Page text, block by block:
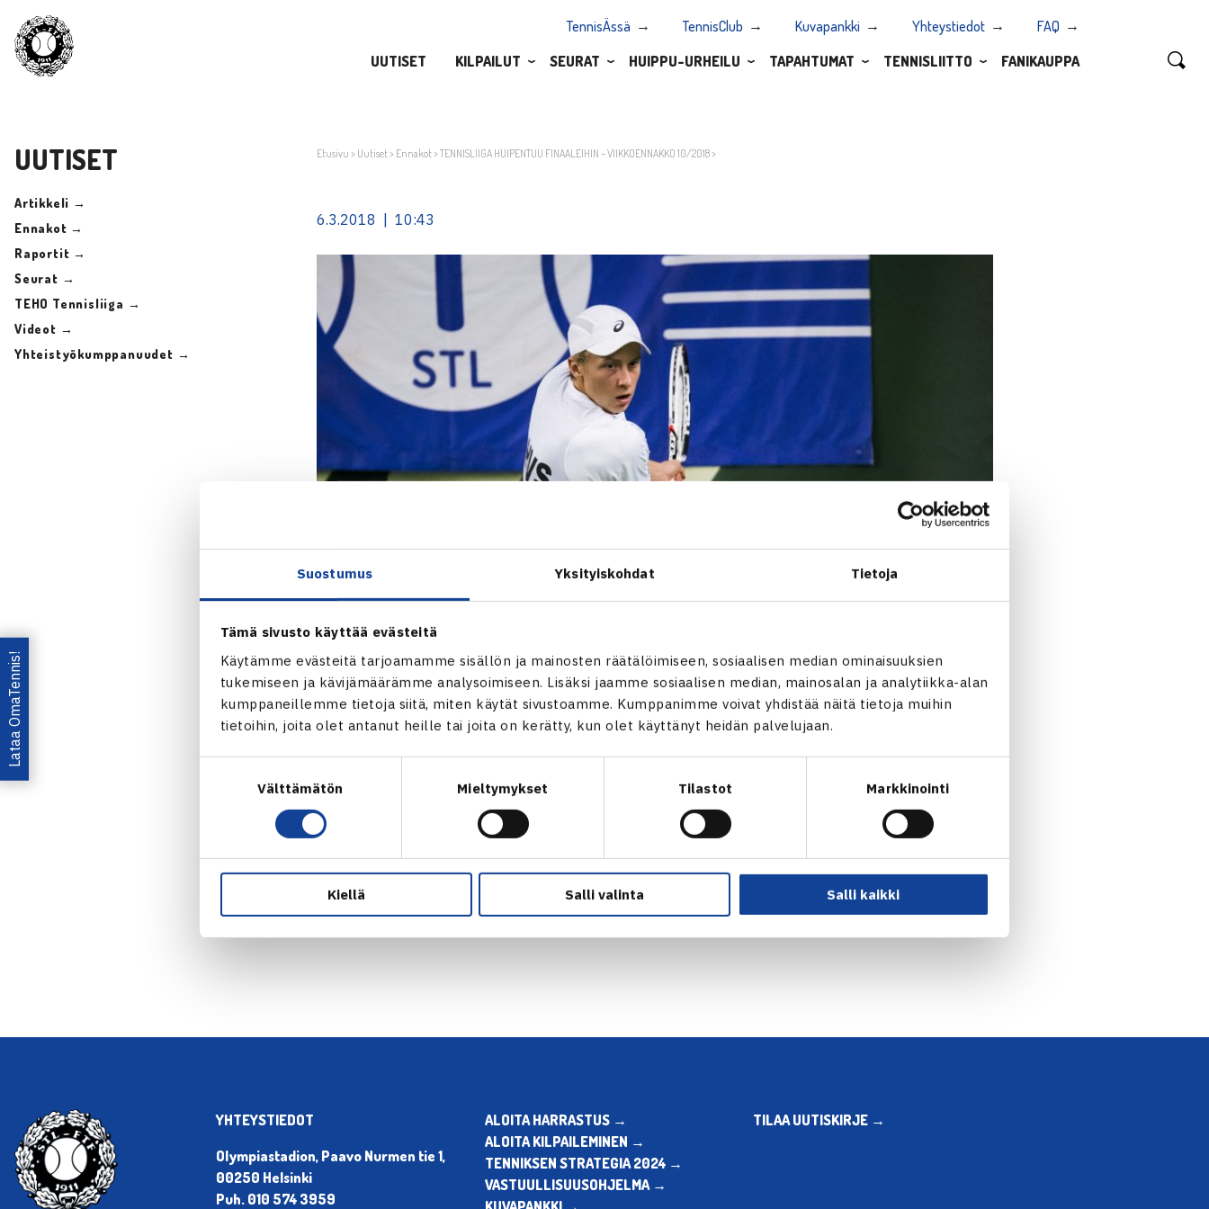
Suostumus Yksityiskohdat Tietoja
Tämä sivusto käyttää evästeitä
Käytämme evästeitä tarjoamamme sisällön ja mainosten räätälöimiseen, sosiaalisen median ominaisuuksien
tukemiseen ja kävijämäärämme analysoimiseen. Lisäksi jaamme sosiaalisen median, mainosalan ja analytiikka-alan
kumppaneillemme tietoja siitä, miten käytät sivustoamme. Kumppanimme voivat yhdistää näitä tietoja muihin
tietoihin, joita olet antanut heille tai joita on kerätty, kun olet käyttänyt heidän palvelujaan.
Välttämätön Mieltymykset Tilastot Markkinointi
Kiellä Salli valinta Salli kaikki
TennisÄssä TennisClub Kuvapankki Yhteystiedot
FAQ
UUTISET
KILPAILUT SEURAT HUIPPU-URHEILU TAPAHTUMAT TENNISLIITTO FANIKAUPPA
UUTISET
Artikkeli →
Ennakot →
Raportit →
Seurat →
TEHO Tennisliiga →
Videot →
Yhteistyökumppanuudet →
Etusivu > Uutiset> Ennakot>TENNISLIIGA HUIPENTUU FINAALEIHIN – VIIKKOENNAKKO 10/2018>
6.3.2018 | 10:43
← Edellinen
Lataa OmaTennis!
YHTEYSTIEDOT
Olympiastadion, Paavo Nurmen tie 1,
00250 Helsinki
Puh. 010 574 3959
ALOITA HARRASTUS →
ALOITA KILPAILEMINEN →
TENNIKSEN STRATEGIA 2024 →
VASTUULLISUUSOHJELMA →
TILAA UUTISKIRJE →